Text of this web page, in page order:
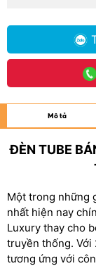
Mô tả
ĐÈN TUBE
Một trong những
nhất hiện nay
Luxury thay cho
truyền thống. Với
tương ứng với